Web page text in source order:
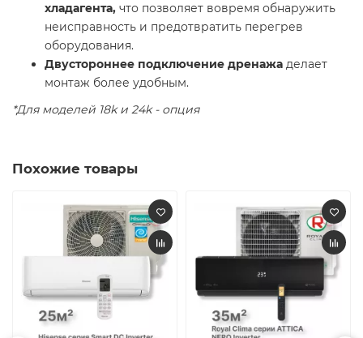
хладагента, что позволяет вовремя обнаружить
неисправность и предотвратить перегрев
оборудования.
Двустороннее подключение дренажа делает
монтаж более удобным.
*Для моделей 18k и 24k - опция
Похожие товары